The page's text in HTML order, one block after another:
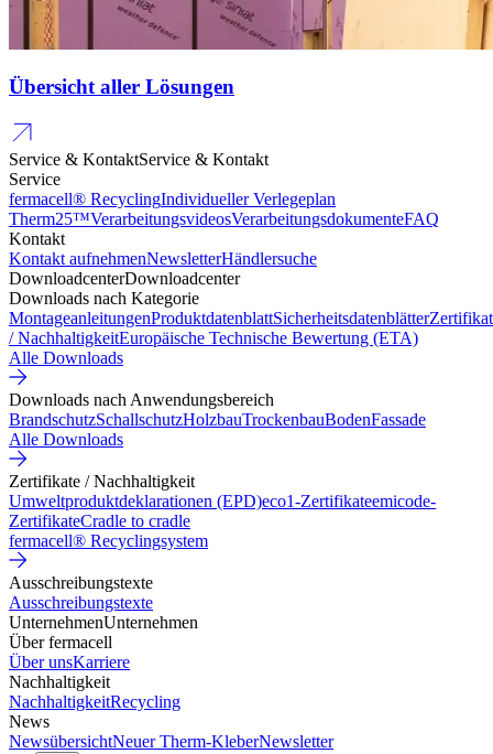
Übersicht aller Lösungen
Service & KontaktService & Kontakt
Service
fermacell® RecyclingIndividueller Verlegeplan
Therm25™VerarbeitungsvideosVerarbeitungsdokumenteFAQ
Kontakt
Kontakt aufnehmenNewsletterHändlersuche
DownloadcenterDownloadcenter
Downloads nach Kategorie
MontageanleitungenProduktdatenblattSicherheitsdatenblätter
/ NachhaltigkeitEuropäische Technische Bewertung (ETA)
Alle Downloads
Downloads nach Anwendungsbereich
BrandschutzSchallschutzHolzbauTrockenbauBodenFassade
Alle Downloads
Zertifikate / Nachhaltigkeit
Umweltproduktdeklarationen (EPD)eco1-Zertifikateemicode-
ZertifikateCradle to cradle
fermacell® Recyclingsystem
Ausschreibungstexte
Ausschreibungstexte
UnternehmenUnternehmen
Über fermacell
Über unsKarriere
Nachhaltigkeit
NachhaltigkeitRecycling
News
NewsübersichtNeuer Therm-KleberNewsletter